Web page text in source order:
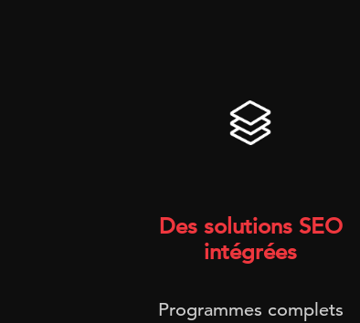
Des solutions SEO
intégrées
Programmes complets